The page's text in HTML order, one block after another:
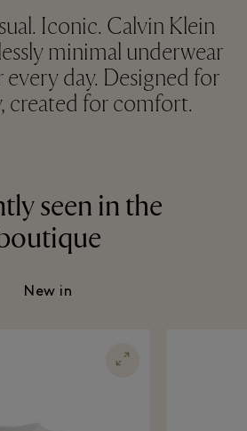
Iconic. Calvin Klein
minimal underwear
day. Designed for
created for comfort.
seen in the
New in